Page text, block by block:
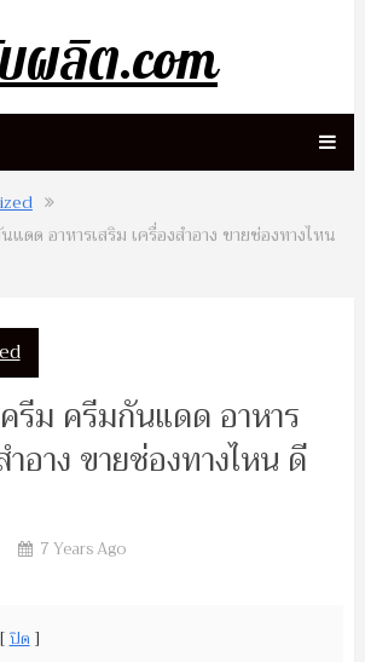
ผลิต.com
ดด อาหารเสริม เครื่องสำอาง ขายช่องทางไหน
รีม ครีมกันแดด อาหาร
ำอาง ขายช่องทางไหน ดี
7 Years Ago
ปิด